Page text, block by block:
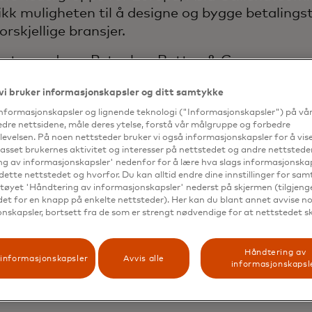
muligheten til å designe og bygge
bransjer.
var Peter hos Batten & Company
en del av deres praksis innen finansielle
& Finance fra University of Essen/
Han fullførte lederprogrammer ved London
to sønner bor i München. Han er
av verden sammen med familien.
Følg på X
opens in a new tab
bruker informasjonskapsler og ditt samtykke
og lignende teknologi ("Informasjonskapsler") på
nettsidene, måle deres ytelse, forstå vår målgruppe og forbedre
På noen nettsteder bruker vi også informasjonskapsler for å
brukernes aktivitet og interesser på nettstedet og andre
av informasjonskapsler' nedenfor for å lære hva slags
nettstedet og hvorfor. Du kan alltid endre dine innstillinger for
'Håndtering av informasjonskapsler' nederst på skjermen
for en knapp på enkelte nettsteder). Her kan du blant annet avvise
bortsett fra de som er strengt nødvendige for at nettstedet
Avvis alle
Håndtering av